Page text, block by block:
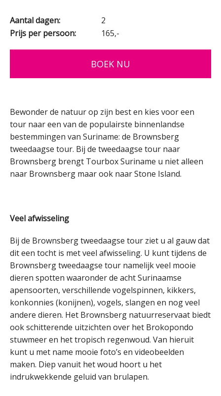
Aantal dagen:
2
Prijs per persoon:
165,-
BOEK NU
Bewonder de natuur op zijn best en kies voor een
tour naar een van de populairste binnenlandse
bestemmingen van Suriname: de Brownsberg
tweedaagse tour. Bij de tweedaagse tour naar
Brownsberg brengt Tourbox Suriname u niet alleen
naar Brownsberg maar ook naar Stone Island.
Veel afwisseling
Bij de Brownsberg tweedaagse tour ziet u al gauw dat
dit een tocht is met veel afwisseling. U kunt tijdens de
Brownsberg tweedaagse tour namelijk veel mooie
dieren spotten waaronder de acht Surinaamse
apensoorten, verschillende vogelspinnen, kikkers,
konkonnies (konijnen), vogels, slangen en nog veel
andere dieren. Het Brownsberg natuurreservaat biedt
ook schitterende uitzichten over het Brokopondo
stuwmeer en het tropisch regenwoud. Van hieruit
kunt u met name mooie foto’s en videobeelden
maken. Diep vanuit het woud hoort u het
indrukwekkende geluid van brulapen.